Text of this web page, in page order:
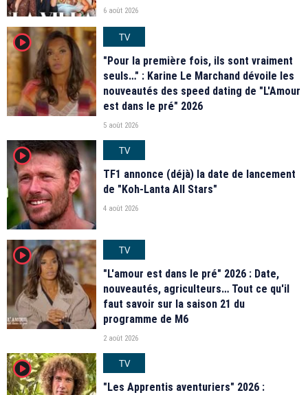
6 août 2026
player2
TV
"Pour la première fois, ils sont vraiment
seuls…" : Karine Le Marchand dévoile les
nouveautés des speed dating de "L'Amour
est dans le pré" 2026
5 août 2026
player2
TV
TF1 annonce (déjà) la date de lancement
de "Koh-Lanta All Stars"
4 août 2026
player2
TV
"L'amour est dans le pré" 2026 : Date,
nouveautés, agriculteurs… Tout ce qu'il
faut savoir sur la saison 21 du
programme de M6
2 août 2026
player2
TV
"Les Apprentis aventuriers" 2026 :